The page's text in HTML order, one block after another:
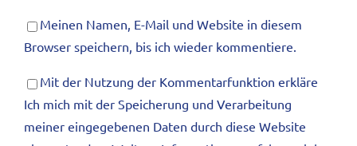
Meinen Namen, E-Mail und Website in diesem
Browser speichern, bis ich wieder kommentiere.
Mit der Nutzung der Kommentarfunktion erkläre
Ich mich mit der Speicherung und Verarbeitung
meiner eingegebenen Daten durch diese Website